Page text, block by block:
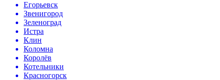
Егорьевск
Звенигород
Зеленоград
Истра
Клин
Коломна
Королёв
Котельники
Красногорск